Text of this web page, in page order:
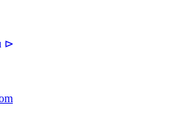
⊳